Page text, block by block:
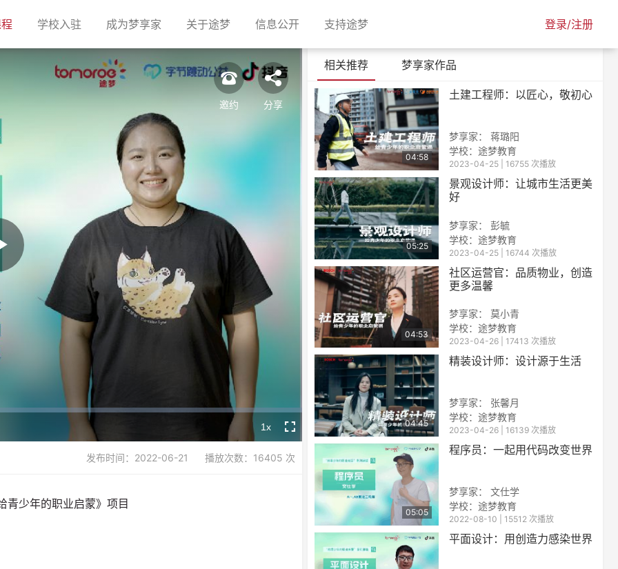
(current)学校入驻(current)成为梦享家(current)关于途梦(current)信息公开(current)支持途梦(current) 登录/注册
Playback
Rate
1x Fullscreen
邀约 分享
发布时间：2022-06-21 播放次数：16405 次
少年的职业启蒙》项目
相关推荐 梦享家作品
04:58
土建工程师：以匠心，敬初心
梦享家： 蒋璐阳
学校： 途梦教育
2023-04-25 | 16755 次播放
05:25
景观设计师：让城市生活更美
好
梦享家： 彭毓
学校： 途梦教育
2023-04-25 | 16744 次播放
04:53
社区运营官：品质物业，创造
更多温馨
梦享家： 莫小青
学校： 途梦教育
2023-04-26 | 17413 次播放
04:45
精装设计师：设计源于生活
梦享家： 张馨月
学校： 途梦教育
2023-04-26 | 16139 次播放
05:05
程序员：一起用代码改变世界
梦享家： 文仕学
学校： 途梦教育
2022-08-10 | 15512 次播放
平面设计：用创造力感染世界